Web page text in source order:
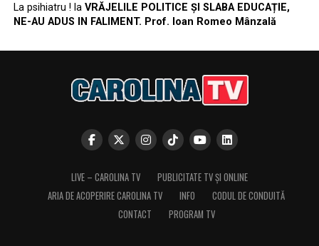
La psihiatru ! la VRĂJELILE POLITICE ȘI SLABA EDUCAȚIE,
NE-AU ADUS IN FALIMENT. Prof. Ioan Romeo Mânzală
LIVE – CAROLINA TV
PUBLICITATE TV ȘI ONLINE
ARIA DE ACOPERIRE CAROLINA TV
INFO
CODUL DE CONDUITĂ
CONTACT
PROGRAM TV